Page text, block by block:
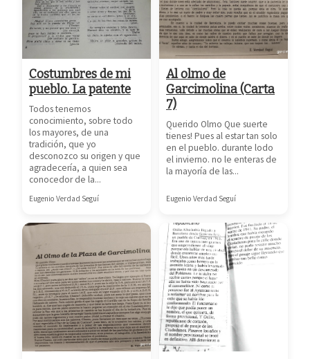
Costumbres de mi
pueblo. La patente
Todos tenemos
conocimiento, sobre todo
los mayores, de una
tradición, que yo
desconozco su origen y que
agradecería, a quien sea
conocedor de la...
Eugenio Verdad Seguí
Al olmo de
Garcimolina (Carta
7)
Querido Olmo Que suerte
tienes! Pues al estar tan solo
en el pueblo. durante lodo
el invierno. no le enteras de
la mayoría de las...
Eugenio Verdad Seguí